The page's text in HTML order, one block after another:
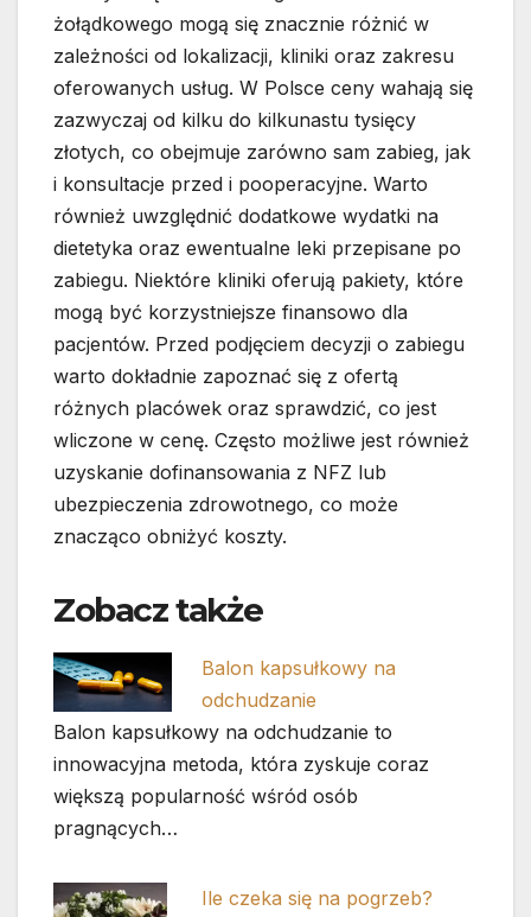
żołądkowego mogą się znacznie różnić w
zależności od lokalizacji, kliniki oraz zakresu
oferowanych usług. W Polsce ceny wahają się
zazwyczaj od kilku do kilkunastu tysięcy
złotych, co obejmuje zarówno sam zabieg, jak
i konsultacje przed i pooperacyjne. Warto
również uwzględnić dodatkowe wydatki na
dietetyka oraz ewentualne leki przepisane po
zabiegu. Niektóre kliniki oferują pakiety, które
mogą być korzystniejsze finansowo dla
pacjentów. Przed podjęciem decyzji o zabiegu
warto dokładnie zapoznać się z ofertą
różnych placówek oraz sprawdzić, co jest
wliczone w cenę. Często możliwe jest również
uzyskanie dofinansowania z NFZ lub
ubezpieczenia zdrowotnego, co może
znacząco obniżyć koszty.
Zobacz także
Balon kapsułkowy na
odchudzanie
Balon kapsułkowy na odchudzanie to
innowacyjna metoda, która zyskuje coraz
większą popularność wśród osób
pragnących…
Ile czeka się na pogrzeb?